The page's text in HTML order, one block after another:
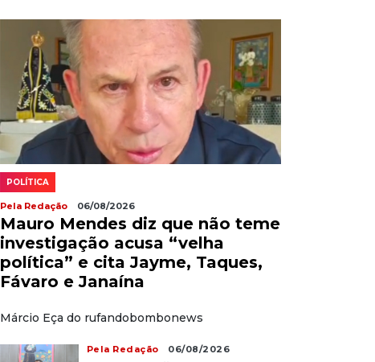
POLÍTICA
Pela Redação 06/08/2026
Mauro Mendes diz que não teme
investigação acusa “velha
política” e cita Jayme, Taques,
Fávaro e Janaína
Márcio Eça do rufandobombonews
Pela Redação 06/08/2026